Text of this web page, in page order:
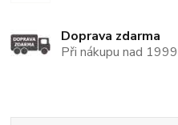
Doprava zdarma
Při nákupu nad